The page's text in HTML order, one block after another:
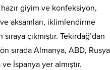
giyim ve konfeksiyon,
aksamları, iklimlendirme
çıkmıştır. Tekirdağ’dan
sırada Almanya, ABD, Rusya
İspanya yer almıştır.